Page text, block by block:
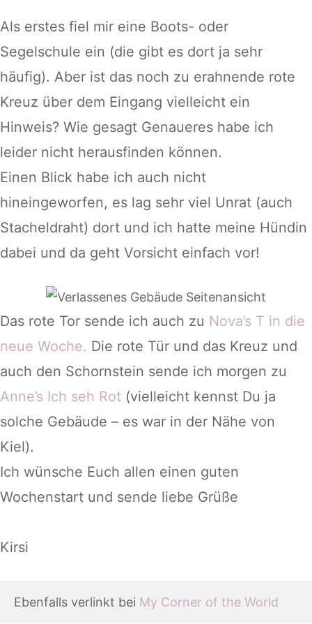
Als erstes fiel mir eine Boots- oder
Segelschule ein (die gibt es dort ja sehr
häufig). Aber ist das noch zu erahnende rote
Kreuz über dem Eingang vielleicht ein
Hinweis? Wie gesagt Genaueres habe ich
leider nicht herausfinden können.
Einen Blick habe ich auch nicht
hineingeworfen, es lag sehr viel Unrat (auch
Stacheldraht) dort und ich hatte meine Hündin
dabei und da geht Vorsicht einfach vor!
Das rote Tor sende ich auch zu Nova’s T in die
neue Woche. Die rote Tür und das Kreuz und
auch den Schornstein sende ich morgen zu
Anne’s Ich seh Rot (vielleicht kennst Du ja
solche Gebäude – es war in der Nähe von
Kiel).
Ich wünsche Euch allen einen guten
Wochenstart und sende liebe Grüße
Kirsi
Ebenfalls verlinkt bei My Corner of the World